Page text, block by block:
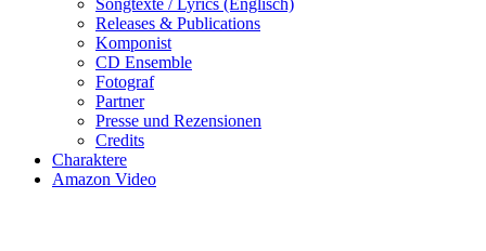
Songtexte / Lyrics (Englisch)
Releases & Publications
Komponist
CD Ensemble
Fotograf
Partner
Presse und Rezensionen
Credits
Charaktere
Amazon Video